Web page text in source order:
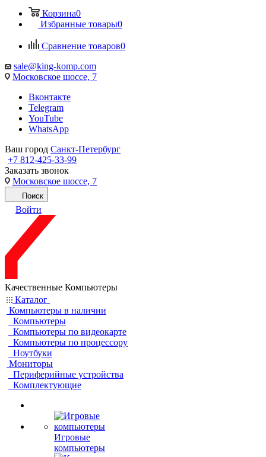
Корзина0
Избранные товары0
Сравнение товаров0
sale@king-komp.com
Московское шоссе, 7
Вконтакте
Telegram
YouTube
WhatsApp
Ваш город Санкт-Петербург
+7 812-425-33-99
Заказать звонок
Московское шоссе, 7
Поиск
Войти
Качественные Компьютеры
Каталог
Компьютеры в наличии
Компьютеры
Компьютеры по видеокарте
Компьютеры по процессору
Ноутбуки
Мониторы
Периферийные устройства
Комплектующие
Игровые
компьютеры